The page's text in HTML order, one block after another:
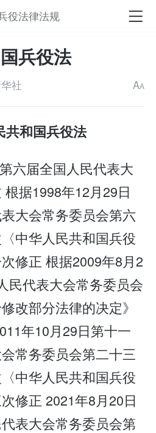
役法律法规
兵役法
社 AA
共和国兵役法
六届全国人民代表大
据1998年12月29日
大会常务委员会第六
中华人民共和国兵役
修正 根据2009年8月2
民代表大会常务委员会
改部分法律的决定》
年10月29日第十一
常务委员会第二十三
中华人民共和国兵役
修正 2021年8月20日
表大会常务委员会第